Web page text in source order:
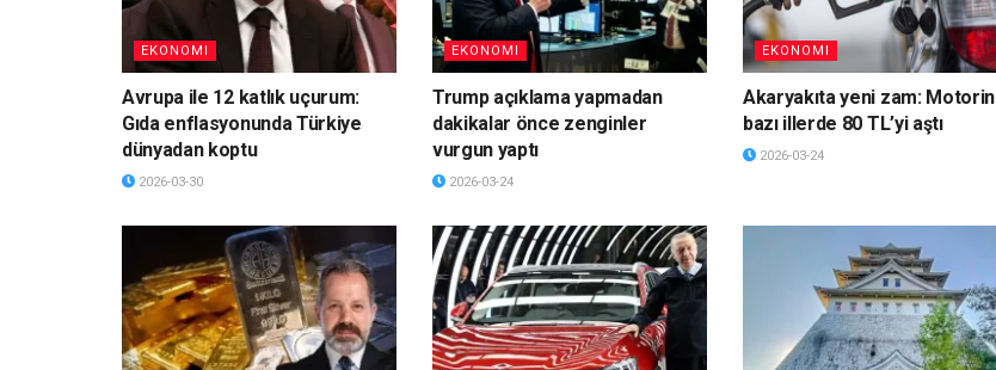
EKONOMI
Avrupa ile 12 katlık uçurum:
Gıda enflasyonunda Türkiye
dünyadan koptu
2026-03-30
EKONOMI
Trump açıklama yapmadan
dakikalar önce zenginler
vurgun yaptı
2026-03-24
EKONOMI
Akaryakıta yeni zam: Motorin
bazı illerde 80 TL’yi aştı
2026-03-24